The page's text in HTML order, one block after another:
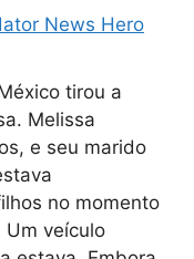
News Hero
tirou a
Melissa
e seu marido
no momento
Um veículo